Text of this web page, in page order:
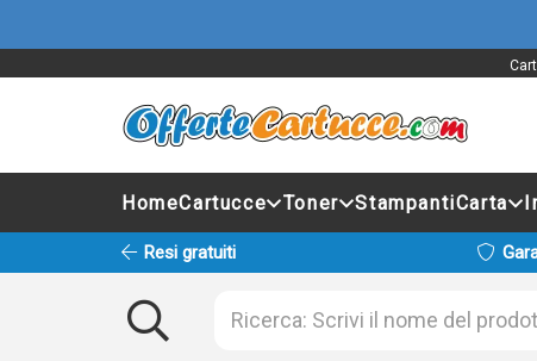
HomeCartucce Toner StampantiCarta
Resi gratuiti